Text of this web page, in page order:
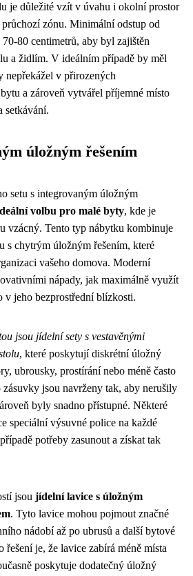
je důležité vzít v úvahu i okolní prostor
průchozí zónu. Minimální odstup od
80 centimetrů, aby byl zajištěn
a židlím. V ideálním případě by měl
nepřekážel v přirozených
a zároveň vytvářel příjemné místo
setkávání.
úložným řešením
setu s integrovaným úložným
volbu pro malé byty, kde je
vzácný. Tento typ nábytku kombinuje
s chytrým úložným řešením, které
vašeho domova. Moderní
nápady, jak maximálně využít
v jeho bezprostřední blízkosti.
jsou jídelní sety s vestavěnými
, které poskytují diskrétní úložný
ubrousky, prostírání nebo méně často
jsou navrženy tak, aby nerušily
byly snadno přístupné. Některé
speciální výsuvné police na každé
potřeby zasunout a získat tak
jsou jídelní lavice s úložným
. Tyto lavice mohou pojmout značné
nádobí až po ubrusů a další bytové
je, že lavice zabírá méně místa
poskytuje dodatečný úložný